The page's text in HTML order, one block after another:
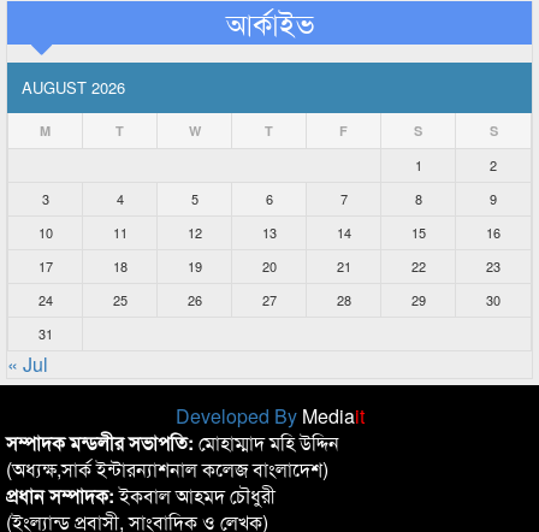
আর্কাইভ
AUGUST 2026
M T W T F S S
1
2
3
4 5 6 7 8
9
10
11 12 13 14 15
16
17
18 19 20 21 22
23
24
25 26 27 28 29
30
31
« Jul
Developed By Mediait
সম্পাদক মন্ডলীর সভাপতি: মোহাম্মাদ মহি উদ্দিন
(অধ্যক্ষ,সার্ক ইন্টারন্যাশনাল কলেজ বাংলাদেশ)
প্রধান সম্পাদক:ইকবাল আহমদ চৌধুরী
(ইংল্যান্ড প্রবাসী, সাংবাদিক ও লেখক)